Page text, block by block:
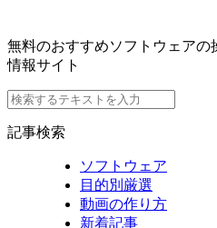
無料のおすすめソフトウェアの
情報サイト
記事検索
ソフトウェア
目的別厳選
動画の作り方
新着記事